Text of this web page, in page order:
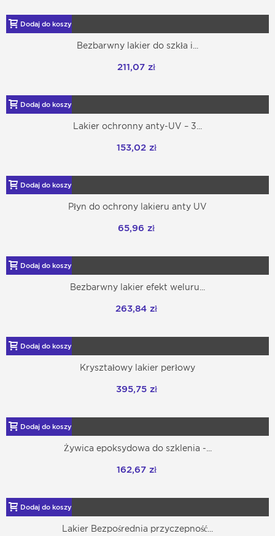
Dodaj do koszyka
Bezbarwny lakier do szkła i...
211,07 zł
Dodaj do koszyka
Lakier ochronny anty-UV – 3...
153,02 zł
Dodaj do koszyka
Płyn do ochrony lakieru anty UV
65,96 zł
Dodaj do koszyka
Bezbarwny lakier efekt weluru...
263,84 zł
Dodaj do koszyka
Kryształowy lakier perłowy
395,75 zł
Dodaj do koszyka
Żywica epoksydowa do szklenia -...
162,67 zł
Dodaj do koszyka
Lakier Bezpośrednia przyczepność...